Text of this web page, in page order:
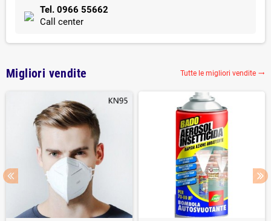
Tel. 0966 55662
Call center
Migliori vendite Tutte le migliori vendite 